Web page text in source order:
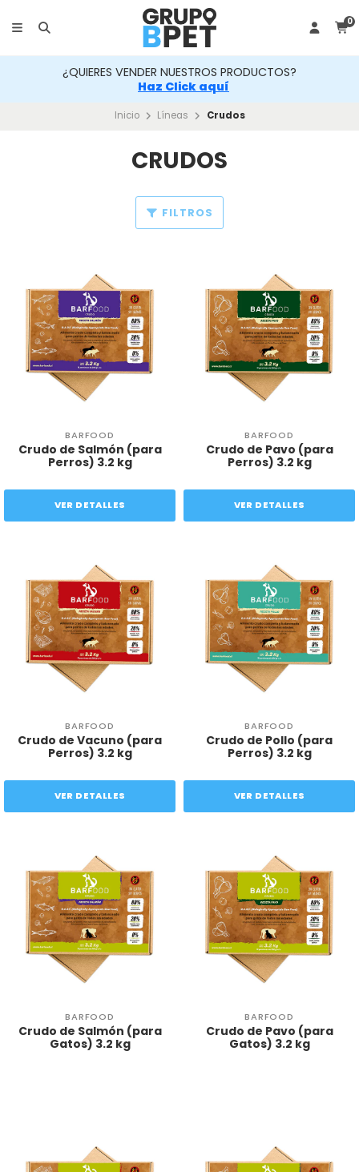
0
PRODUCTOS?
¿QUIERES VENDER
Inicio Líneas Crudos
CRUDOS
FILTROS
BARFOOD
Crudo de Salmón (para
Perros) 3.2 kg
VER DETALLES
BARFOOD
Crudo de Pavo (para
Perros) 3.2 kg
VER DETALLES
BARFOOD
Crudo de Vacuno (para
Perros) 3.2 kg
VER DETALLES
BARFOOD
Crudo de Pollo (para
Perros) 3.2 kg
VER DETALLES
BARFOOD
Crudo de Salmón (para
Gatos) 3.2 kg
BARFOOD
Crudo de Pavo (para
Gatos) 3.2 kg